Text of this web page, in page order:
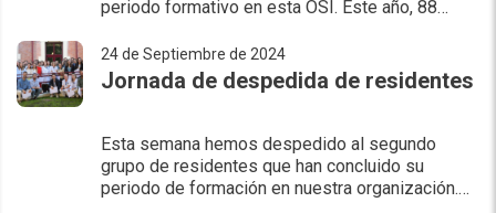
periodo formativo en esta OSI. Este año, 88
acreditadas que dispone la or
24 de Septiembre de 2024
Jornada de despedida de residentes
Esta semana hemos despedido al segundo
grupo de residentes que han concluido su
periodo de formación en nuestra organización.